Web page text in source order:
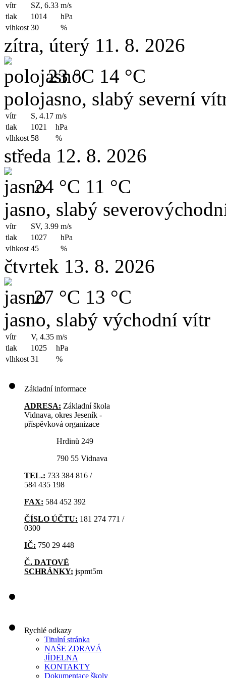
vítr SZ, 6.33 m/s
tlak
1014
hPa
vlhkost 30 %
zítra, úterý 11. 8. 2026
23 °C 14 °C
polojasno, slabý severní
vítr S, 4.17 m/s
tlak
1021
hPa
vlhkost 58 %
středa 12. 8. 2026
24 °C 11 °C
jasno, slabý
vítr SV, 3.99 m/s
tlak
1027
hPa
vlhkost 45 %
čtvrtek 13. 8. 2026
27 °C 13 °C
jasno, slabý východní vítr
vítr V, 4.35 m/s
tlak
1025
hPa
vlhkost 31 %
Základní informace
ADRESA: Základní škola
Vidnava, okres Jeseník -
příspěvková organizace
Hrdinů 249
790 55 Vidnava
TEL.: 733 384 816 /
584 435 198
FAX: 584 452 392
ČÍSLO ÚČTU: 181 274 771 /
0300
IČ: 750 29 448
Č. DATOVÉ
SCHRÁNKY: jspmt5m
Rychlé odkazy
Titulní stránka
NAŠE ZDRAVÁ
JÍDELNA
KONTAKTY
Dokumentace školy